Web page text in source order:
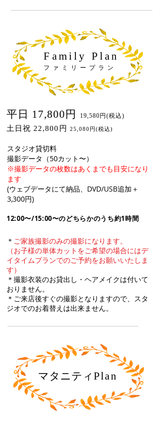
ファミリープラン
Family Plan
平日 17,800円 19,580円(税込)
土日祝 22,800円 25,080円(税込)
スタジオ貸切料
撮影データ（50カット〜）
※撮影データの枚数はあくまでも目安になり
ます
(ウェブデータにて納品、DVD/USB追加＋
3,300円)
12:00〜/15:00〜のどちらかのうち約1時間
＊ ご家族撮影のみの撮影になります。
（お子様の単体カットをご希望の場合にはデ
イタイムプランでのご予約をお願いいたしま
す）
＊撮影衣装のお貸出し・ヘアメイクは付いて
おりません。
＊ご来店後すぐの撮影となりますので、スタ
ジオでのお着替えは出来ません。
マタニティPlan